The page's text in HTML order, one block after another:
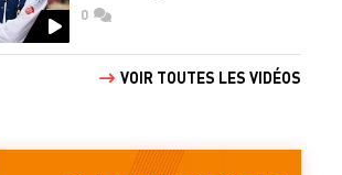
0commentaires
VOIR TOUTES LES VIDÉOS